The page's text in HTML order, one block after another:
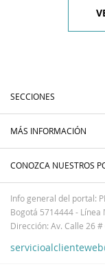
SECCIONES
MÁS INFORMACIÓN
CONOZCA NUESTROS
Info general del portal:
Bogotá 5714444 - Línea
Dirección: Av. Calle 26 #